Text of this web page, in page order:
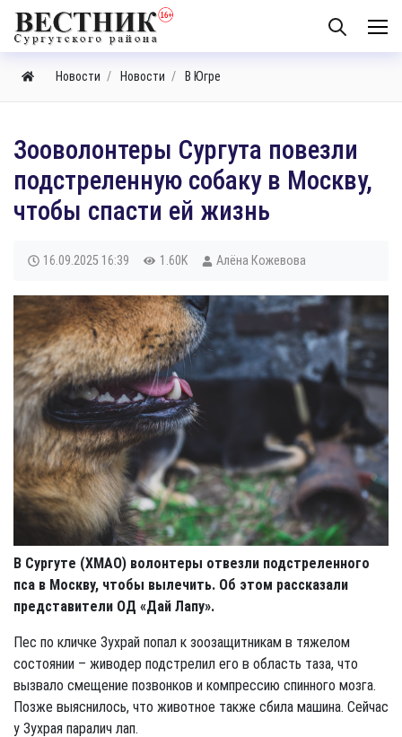
Новости Новости В Югре
Зооволонтеры Сургута повезли
подстреленную собаку в Москву,
чтобы спасти ей жизнь
16.09.2025 16:39 1.60K Алёна Кожевова
В Сургуте (ХМАО) волонтеры отвезли подстреленного
пса в Москву, чтобы вылечить. Об этом рассказали
представители ОД «Дай Лапу».
Пес по кличке Зухрай попал к зоозащитникам в тяжелом
состоянии – живодер подстрелил его в область таза, что
вызвало смещение позвонков и компрессию спинного мозга.
Позже выяснилось, что животное также сбила машина. Сейчас
у Зухрая паралич лап.